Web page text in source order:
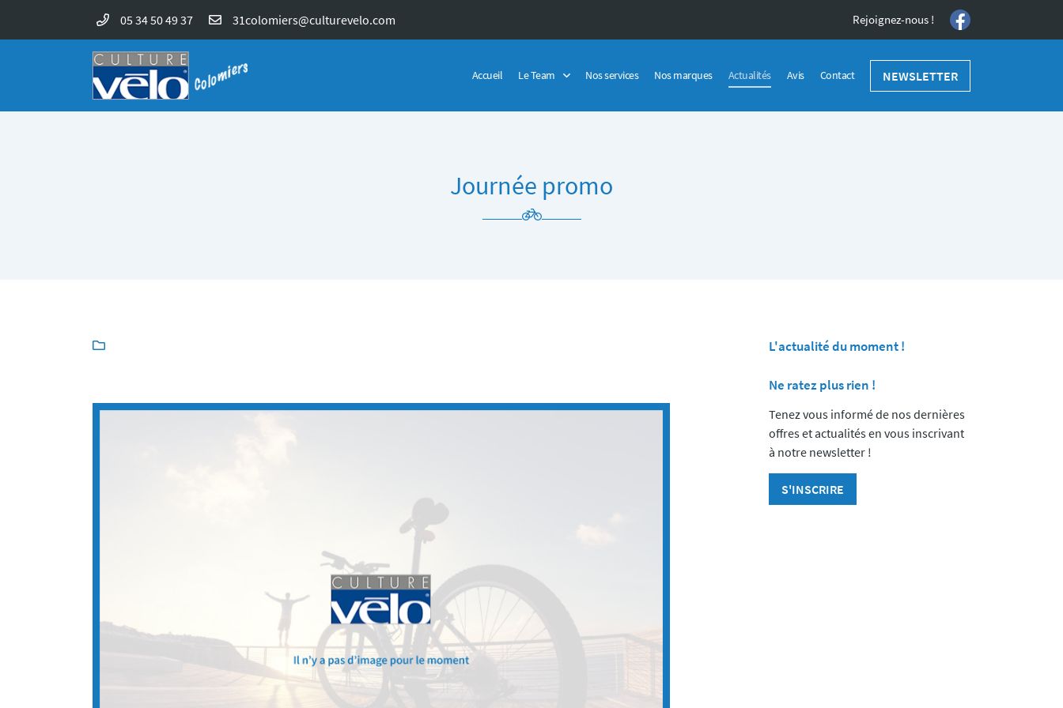
05 34 50 49 37 Rejoignez-nous !
Accueil Le Team Nos services Nos marques Actualités Avis Contact NEWSLETTER
4 rue Antoine Lavoisier – ZAC Perget
31170 Colomiers
05 34 50 49 37
En cochant cette case, vous consentez à recevoir nos propositions commerciales à l'adresse
INSCRIPTION
Journée promo
 L'actualité du moment !
Ne ratez plus rien !
Tenez vous informé de nos dernières
offres et actualités en vous inscrivant
à notre newsletter !
S'INSCRIRE